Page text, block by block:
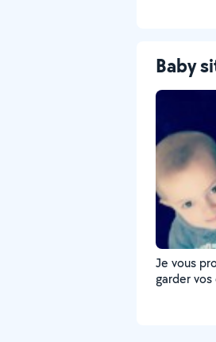
Baby
Je vous
garder